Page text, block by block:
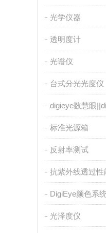
光学仪器
透明度计
光谱仪
台式分光光度仪
标准光源箱
反射率测试
抗紫外线透过性
DigiEye颜色系统
光泽度仪